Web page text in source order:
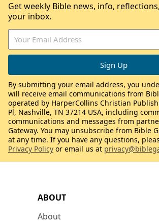
ABOUT
About
Get weekly Bible news, info,
your inbox.
By submitting your email address, you
will receive email communications from
operated by HarperCollins Christian
Pl, Nashville, TN 37214 USA, including
communications and messages from
Gateway. You may unsubscribe from Bible
at any time. If you have any questions,
Privacy Policy or email us at